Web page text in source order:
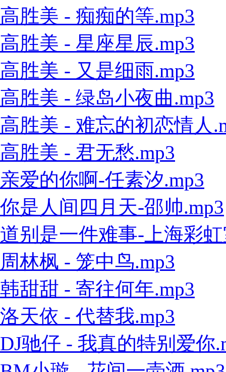
高胜美 - 痴痴的等.mp3
高胜美 - 星座星辰.mp3
高胜美 - 又是细雨.mp3
高胜美 - 绿岛小夜曲.mp3
高胜美 - 难忘的初恋情人
高胜美 - 君无愁.mp3
亲爱的你啊-任素汐.mp3
你是人间四月天-邵帅.mp3
道别是一件难事-上海彩
周林枫 - 笼中鸟.mp3
韩甜甜 - 寄往何年.mp3
洛天依 - 代替我.mp3
DJ驰仔 - 我真的特别爱你